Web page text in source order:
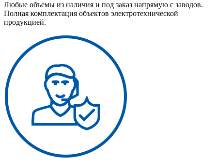
Любые объемы из наличия и под заказ напрямую с заводов.
Полная комплектация объектов электротехнической
продукцией.